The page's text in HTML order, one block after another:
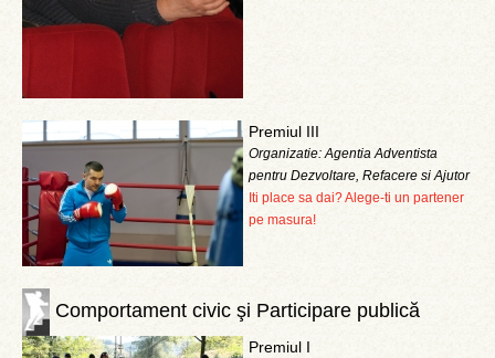
Premiul III
Organizatie: Agentia Adventista
pentru Dezvoltare, Refacere si Ajutor
Iti place sa dai? Alege-ti un partener
pe masura!
Comportament civic şi Participare publică
Premiul I